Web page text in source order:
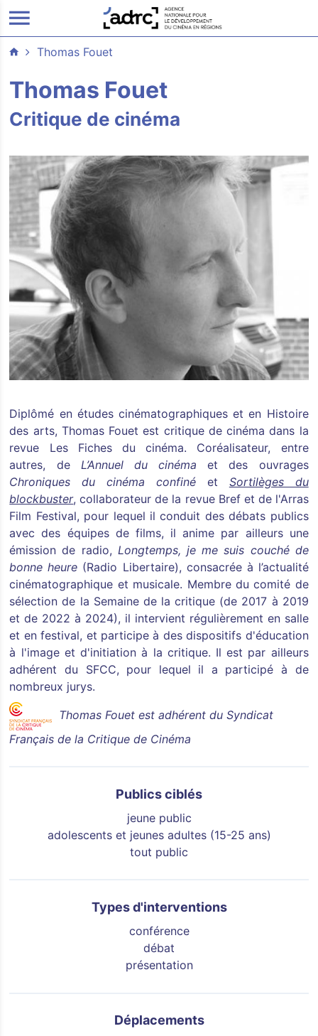
ALLER AU CONTENU PRINCIPAL
Thomas Fouet
Thomas Fouet
Critique de cinéma
Diplômé en études cinématographiques et en Histoire
des arts, Thomas Fouet est critique de cinéma dans la
revue Les Fiches du cinéma. Coréalisateur, entre
autres, de L’Annuel du cinémaet des ouvrages
Chroniques du cinéma confiné et Sortilèges du
blockbuster, collaborateur de la revue Bref et de l'Arras
Film Festival, pour lequel il conduit des débats publics
avec des équipes de films, il anime par ailleurs une
émission de radio, Longtemps, je me suis couché de
bonne heure (Radio Libertaire), consacrée à l’actualité
cinématographique et musicale. Membre du comité de
sélection de la Semaine de la critique (de 2017 à 2019
et de 2022 à 2024), il intervient régulièrement en salle
et en festival, et participe à des dispositifs d'éducation
à l'image et d'initiation à la critique. Il est par ailleurs
adhérent du SFCC, pour lequel il a participé à de
nombreux jurys.
Thomas Fouet est adhérent du Syndicat
Français de la Critique de Cinéma
Publics ciblés
jeune public
adolescents et jeunes adultes (15-25 ans)
tout public
Types d'interventions
conférence
débat
présentation
Déplacements